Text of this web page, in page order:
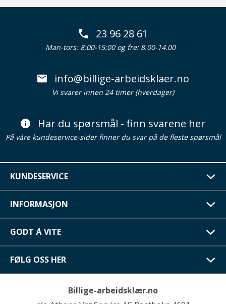
23 96 28 61
Man-tors: 8:00-15:00 og fre: 8.00-14.00
info@billige-arbeidsklaer.no
Vi svarer innen 24 timer (hverdager)
Har du spørsmål - finn svarene her
På våre kundeservice-sider finner du svar på de fleste spørsmål
KUNDESERVICE
INFORMASJON
GODT Å VITE
FØLG OSS HER
Billige-arbeidsklær.no